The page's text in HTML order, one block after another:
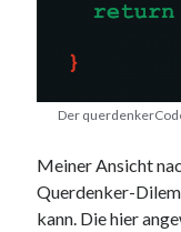
PublicEye
Anmelden
WordPress.org
Der
Meiner Ansicht
Querdenker-
kann. Die hier